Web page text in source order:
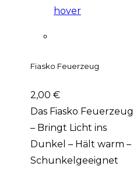
Fiasko Feuerzeug
2,00 €
Das Fiasko Feuerzeug
– Bringt Licht ins
Dunkel – Hält warm –
Schunkelgeeignet